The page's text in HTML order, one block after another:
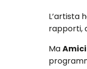
L’artista
rapporti,
MaAmici